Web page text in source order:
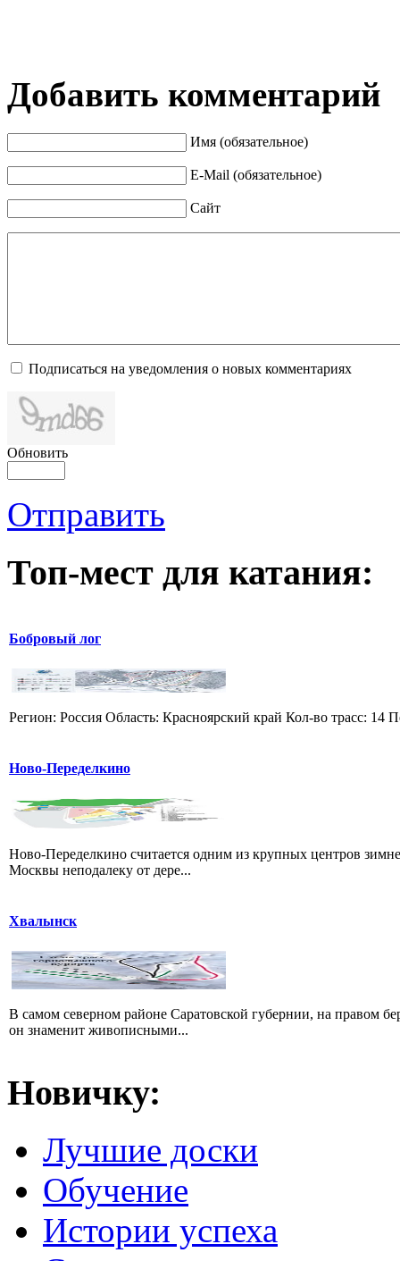
Добавить комментарий
Имя (обязательное)
E-Mail (обязательное)
Сайт
Подписаться на уведомления о новых комментариях
Обновить
Отправить
Топ-мест для катания:
Бобровый лог
Регион: Россия Область: Красноярский край Кол-во трасс:
Ново-Переделкино
Ново-Переделкино считается одним из крупных центров
Москвы неподалеку от дере...
Хвалынск
В самом северном районе Саратовской губернии, на правом
он знаменит живописными...
Новичку:
Лучшие доски
Обучение
Истории успеха